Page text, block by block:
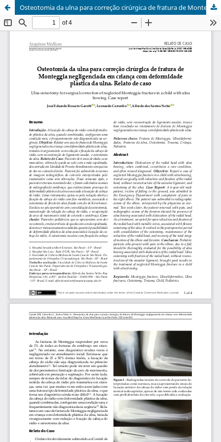
Osteotomia da ulna para correção cirúrgica de fratura de Monteggia negligenciada em criança com deformidade plástica da ulna. Relato de caso / Ulna osteotomy for surgical correction of neglected Monteggia fracture in a child with ulna bowing. Case report